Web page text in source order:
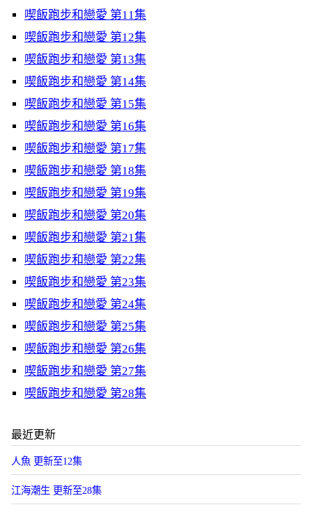
喫飯跑步和戀愛 第11集
喫飯跑步和戀愛 第12集
喫飯跑步和戀愛 第13集
喫飯跑步和戀愛 第14集
喫飯跑步和戀愛 第15集
喫飯跑步和戀愛 第16集
喫飯跑步和戀愛 第17集
喫飯跑步和戀愛 第18集
喫飯跑步和戀愛 第19集
喫飯跑步和戀愛 第20集
喫飯跑步和戀愛 第21集
喫飯跑步和戀愛 第22集
喫飯跑步和戀愛 第23集
喫飯跑步和戀愛 第24集
喫飯跑步和戀愛 第25集
喫飯跑步和戀愛 第26集
喫飯跑步和戀愛 第27集
喫飯跑步和戀愛 第28集
最近更新
人魚 更新至12集
江海潮生 更新至28集